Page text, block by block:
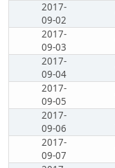
2017-
09-02
2017-
09-03
2017-
09-04
2017-
09-05
2017-
09-06
2017-
09-07